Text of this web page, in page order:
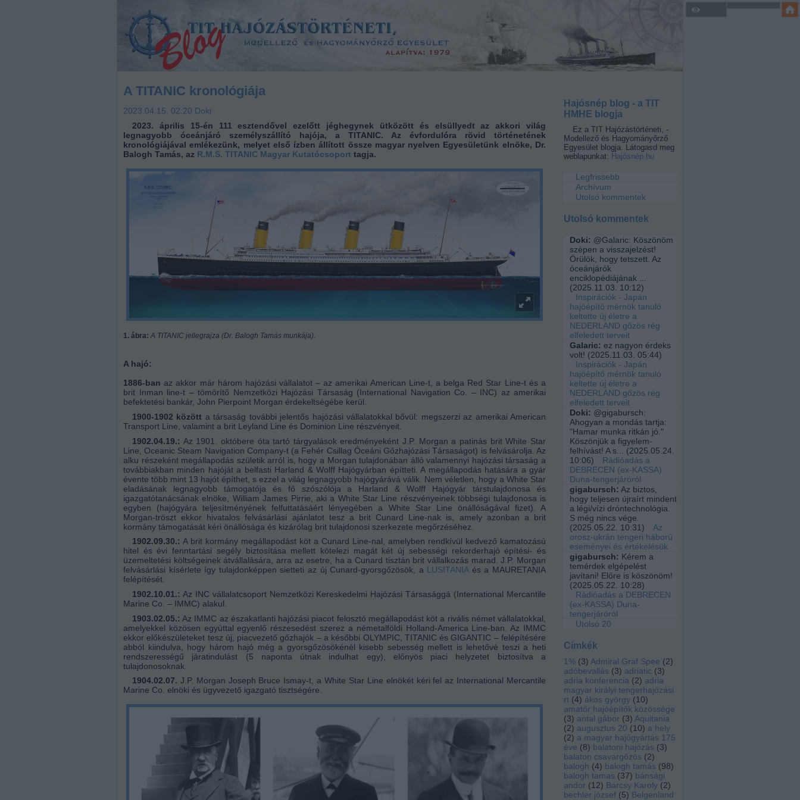
Hajósnép blog - a TIT
HMHE blogja
Ez a TIT Hajózástörténeti, -
Modellező és Hagyományőrző
Egyesület blogja. Látogasd meg
weblapunkat: Hajósnép.hu
Legfrissebb
Archívum
Utolsó kommentek
Utolsó kommentek
Doki: @Galaric: Köszönöm
szépen a visszajelzést!
Örülök, hogy tetszett. Az
óceánjárók
enciklopédiájának ...
(2025.11.03. 10:12)
Inspirációk - Japán
hajóépítő mérnök tanuló
keltette új életre a
NEDERLAND gőzös rég
elfeledett terveit
Galaric: ez nagyon érdeks
volt! (2025.11.03. 05:44)
Inspirációk - Japán
hajóépítő mérnök tanuló
keltette új életre a
NEDERLAND gőzös rég
elfeledett terveit
Doki: @gigabursch:
Ahogyan a mondás tartja:
"Hamar munka ritkán jó."
Köszönjük a figyelem-
felhívást! A s... (2025.05.24.
10:06)
Rádióadás a
DEBRECEN (ex-KASSA)
Duna-tengerjáróról
gigabursch: Az biztos,
hogy teljesen újraírt mindent
a légi/vízi dróntechnológia.
S még nincs vége.
(2025.05.22. 10:31)
Az
orosz-ukrán tengeri háború
eseményei és értékelésük
gigabursch: Kérem a
temérdek elgépelést
javítani! Előre is köszönöm!
(2025.05.22. 10:28)
Rádióadás a DEBRECEN
(ex-KASSA) Duna-
tengerjáróról
Utolsó 20
Címkék
1% (3) Admiral Graf Spee (2)
adóbevallás (3) adriatic (3)
adria konferencia (2) adria
magyar királyi tengerhajózási
rt (4) ákos györgy (10)
amatőr hajóépítők közössége
(3) antal gábor (3) Aquitania
(2) augusztus 20 (10) a hely
(2) a magyar hajógyártás 175
éve (8) balatoni hajózás (3)
balaton csavargőzös (2)
balogh (4) balogh tamás (98)
balogh tamas (37) bánsági
andor (12) Barcsy Karoly (2)
bechler józsef (5) Belgenland
A TITANIC kronológiája
2023.04.15. 02:20 Doki
2023. április 15-én 111 esztendővel ezelőtt jéghegynek ütközött és elsüllyedt az akkori világ
legnagyobb óceánjáró személyszállító hajója, a TITANIC. Az évfordulóra rövid történetének
kronológiájával emlékezünk, melyet első ízben állított össze magyar nyelven Egyesületünk elnöke, Dr.
Balogh Tamás, az R.M.S. TITANIC Magyar Kutatócsoport tagja.
1. ábra: A TITANIC jellegrajza (Dr. Balogh Tamás munkája).
A hajó:
1886-ban az akkor már három hajózási vállalatot – az amerikai American Line-t, a belga Red Star Line-t és a
brit Inman line-t – tömörítő Nemzetközi Hajózási Társaság (International Navigation Co. – INC) az amerikai
befektetési bankár, John Pierpoint Morgan érdekeltségébe kerül.
1900-1902 között a társaság további jelentős hajózási vállalatokkal bővül: megszerzi az amerikai American
Transport Line, valamint a brit Leyland Line és Dominion Line részvényeit.
1902.04.19.: Az 1901. októbere óta tartó tárgyalások eredményeként J.P. Morgan a patinás brit White Star
Line, Oceanic Steam Navigation Company-t (a Fehér Csillag Óceáni Gőzhajózási Társaságot) is felvásárolja. Az
alku részeként megállapodás születik arról is, hogy a Morgan tulajdonában álló valamennyi hajózási társaság a
továbbiakban minden hajóját a belfasti Harland & Wolff Hajógyárban építteti. A megállapodás hatására a gyár
évente több mint 13 hajót építhet, s ezzel a világ legnagyobb hajógyárává válik. Nem véletlen, hogy a White Star
eladásának legnagyobb támogatója és fő szószólója a Harland & Wolff Hajógyár társtulajdonosa és
igazgatótanácsának elnöke, William James Pirrie, aki a White Star Line részvényeinek többségi tulajdonosa is
egyben (hajógyára teljesítményének felfuttatásáért lényegében a White Star Line önállóságával fizet). A
Morgan-tröszt ekkor hivatalos felvásárlási ajánlatot tesz a brit Cunard Line-nak is, amely azonban a brit
kormány támogatását kéri önállósága és kizárólag brit tulajdonosi szerkezete megőrzéséhez.
1902.09.30.: A brit kormány megállapodást köt a Cunard Line-nal, amelyben rendkívül kedvező kamatozású
hitel és évi fenntartási segély biztosítása mellett kötelezi magát két új sebességi rekorderhajó építési- és
üzemeltetési költségeinek átvállalására, arra az esetre, ha a Cunard tisztán brit vállalkozás marad. J.P. Morgan
felvásárlási kísérlete így tulajdonképpen sietteti az új Cunard-gyorsgőzösök, a LUSITANIAés a MAURETANIA
felépítését.
1902.10.01.: Az INC vállalatcsoport Nemzetközi Kereskedelmi Hajózási Társasággá (International Mercantile
Marine Co. – IMMC) alakul.
1903.02.05.: Az IMMC az északatlanti hajózási piacot felosztó megállapodást köt a rivális német vállalatokkal,
amelyekkel közösen egyúttal egyenlő részesedést szerez a németalföldi Holland-America Line-ban. Az IMMC
ekkor előkészületeket tesz új, piacvezető gőzhajók – a későbbi OLYMPIC, TITANIC és GIGANTIC – felépítésére
abból kiindulva, hogy három hajó még a gyorsgőzösökénél kisebb sebesség mellett is lehetővé teszi a heti
rendszerességű járatindulást (5 naponta útnak indulhat egy), előnyös piaci helyzetet biztosítva a
tulajdonosoknak.
1904.02.07. J.P. Morgan Joseph Bruce Ismay-t, a White Star Line elnökét kéri fel az International Mercantile
Marine Co. elnöki és ügyvezető igazgató tisztségére.